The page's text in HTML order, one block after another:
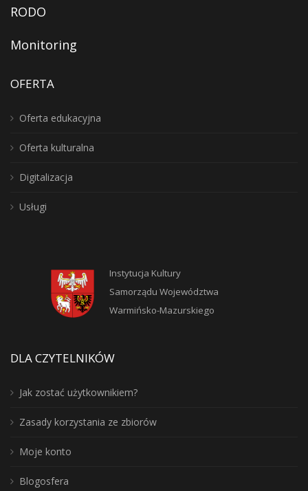
RODO
Monitoring
OFERTA
Oferta edukacyjna
Oferta kulturalna
Digitalizacja
Usługi
Instytucja Kultury
Samorządu Województwa
Warmińsko-Mazurskiego
DLA CZYTELNIKÓW
Jak zostać użytkownikiem?
Zasady korzystania ze zbiorów
Moje konto
Blogosfera